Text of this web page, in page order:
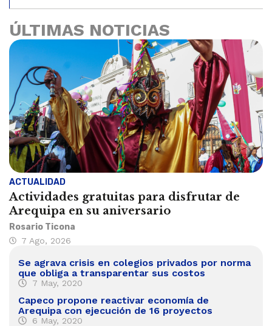
ÚLTIMAS NOTICIAS
ACTUALIDAD
Actividades gratuitas para disfrutar de
Arequipa en su aniversario
Rosario Ticona
7 Ago, 2026
Se agrava crisis en colegios privados por norma
que obliga a transparentar sus costos
7 May, 2020
Capeco propone reactivar economía de
Arequipa con ejecución de 16 proyectos
6 May, 2020